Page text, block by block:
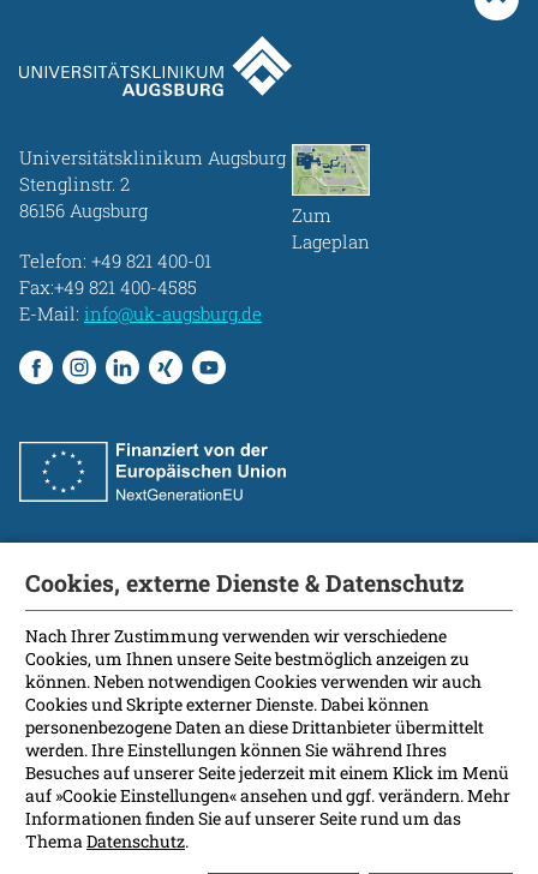
Universitätsklinikum Augsburg
Stenglinstr. 2
86156 Augsburg
Telefon: +49 821 400-01
Fax:+49 821 400-4585
E-Mail: info@uk-augsburg.de
Zum
Lageplan
Fakultät
International Patients
Kontakt
Presse
Soziale Medien
Barrierefreiheit
Datenschutz
Impressum
Cookies, externe Dienste & Datenschutz
Nach Ihrer Zustimmung verwenden wir verschiedene
Cookies, um Ihnen unsere Seite bestmöglich anzeigen zu
können. Neben notwendigen Cookies verwenden wir auch
Cookies und Skripte externer Dienste. Dabei können
personenbezogene Daten an diese Drittanbieter übermittelt
werden. Ihre Einstellungen können Sie während Ihres
Besuches auf unserer Seite jederzeit mit einem Klick im Menü
auf »Cookie Einstellungen« ansehen und ggf. verändern. Mehr
Informationen finden Sie auf unserer Seite rund um das
ThemaDatenschutz.